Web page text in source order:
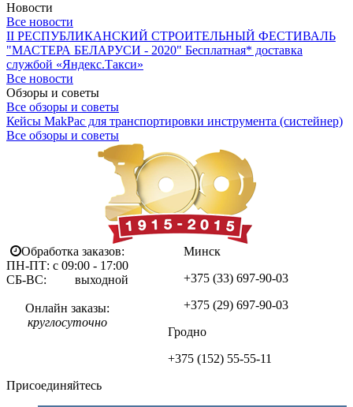
Новости
Все новости
II РЕСПУБЛИКАНСКИЙ СТРОИТЕЛЬНЫЙ ФЕСТИВАЛЬ
"МАСТЕРА БЕЛАРУСИ - 2020" Бесплатная* доставка
службой «Яндекс.Такси»
Все новости
Обзоры и советы
Все обзоры и советы
Кейсы MakPac для транспортировки инструмента (систейнер)
Все обзоры и советы
Обработка заказов:
ПН-ПТ: с 09:00 - 17:00
СБ-ВС: выходной
Онлайн заказы:
круглосуточно
Минск
+375 (33) 697-90-03
+375 (29) 697-90-03
Гродно
+375 (152) 55-55-11
Присоединяйтесь